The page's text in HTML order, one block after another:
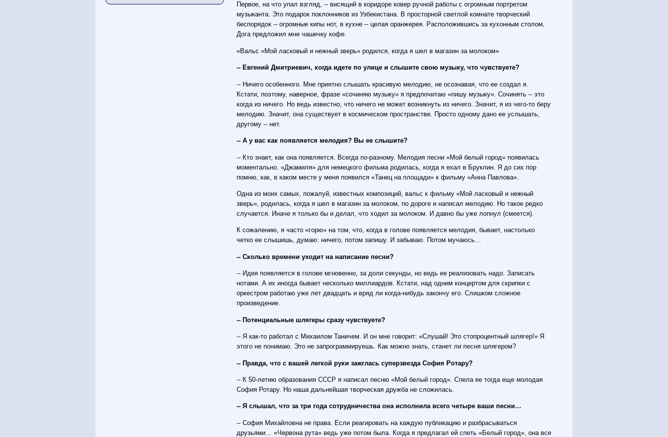
Первое, на что упал взгляд, -- висящий в коридоре ковер ручной работы с огромным портретом
музыканта. Это подарок поклонников из Узбекистана. В просторной светлой комнате творческий
беспорядок -- огромные кипы нот, в кухне -- целая оранжерея. Расположившись за кухонным столом,
Дога предложил мне чашечку кофе.
«Вальс «Мой ласковый и нежный зверь» родился, когда я шел в магазин за молоком»
-- Евгений Дмитриевич, когда идете по улице и слышите свою музыку, что чувствуете?
-- Ничего особенного. Мне приятно слышать красивую мелодию, не осознавая, что ее создал я.
Кстати, поэтому, наверное, фразе «сочиняю музыку» я предпочитаю «пишу музыку». Сочинять -- это
когда из ничего. Но ведь известно, что ничего не может возникнуть из ничего. Значит, я из чего-то беру
мелодию. Значит, она существует в космическом пространстве. Просто одному дано ее услышать,
другому -- нет.
-- А у вас как появляется мелодия? Вы ее слышите?
-- Кто знает, как она появляется. Всегда по-разному. Мелодия песни «Мой белый город» появилась
моментально. «Джамиля» для немецкого фильма родилась, когда я ехал в Бруклин. Я до сих пор
помню, как, в каком месте у меня появился «Танец на площади» к фильму «Анна Павлова».
Одна из моих самых, пожалуй, известных композиций, вальс к фильму «Мой ласковый и нежный
зверь», родилась, когда я шел в магазин за молоком, по дороге и написал мелодию. Но такое редко
случается. Иначе я только бы и делал, что ходил за молоком. И давно бы уже лопнул (смеется).
К сожалению, я часто «горю» на том, что, когда в голове появляется мелодия, бывает, настолько
четко ее слышишь, думаю: ничего, потом запишу. И забываю. Потом мучаюсь…
-- Сколько времени уходит на написание песни?
-- Идея появляется в голове мгновенно, за доли секунды, но ведь ее реализовать надо. Записать
нотами. А их иногда бывает несколько миллиардов. Кстати, над одним концертом для скрипки с
оркестром работаю уже лет двадцать и вряд ли когда-нибудь закончу его. Слишком сложное
произведение.
-- Потенциальные шлягеры сразу чувствуете?
-- Я как-то работал с Михаилом Таничем. И он мне говорит: «Слушай! Это стопроцентный шлягер!» Я
этого не понимаю. Это не запрограммируешь. Как можно знать, станет ли песня шлягером?
-- Правда, что с вашей легкой руки зажглась суперзвезда София Ротару?
-- К 50-летию образования СССР я написал песню «Мой белый город». Спела ее тогда еще молодая
София Ротару. Но наша дальнейшая творческая дружба не сложилась.
-- Я слышал, что за три года сотрудничества она исполнила всего четыре ваши песни…
-- София Михайловна не права. Если реагировать на каждую публикацию и разбрасываться
друзьями… «Червона рута» ведь уже потом была. Когда я предлагал ей спеть «Белый город», она все